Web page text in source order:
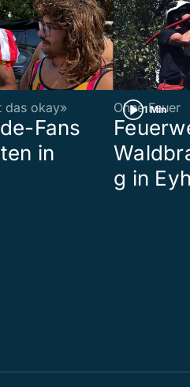
das okay»
Fans
in
1 Min
Ohne Feuer
g in